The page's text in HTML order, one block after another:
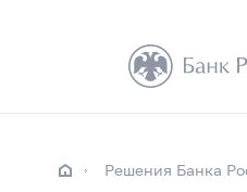
Решения Банка